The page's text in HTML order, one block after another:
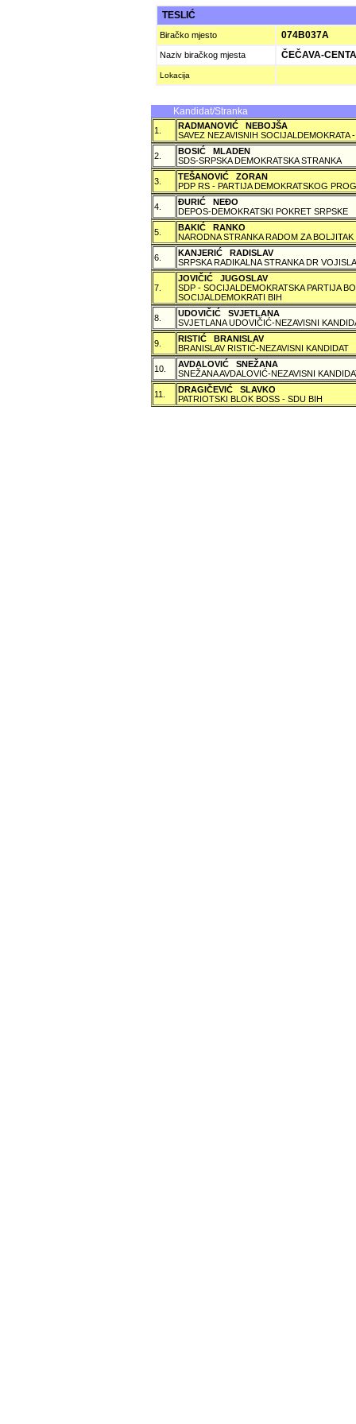
TESLIĆ
Biračko mjesto 074B037A
Naziv biračkog mjesta ČEČAVA-
Lokacija
Kandidat/Stranka
1.
RADMANOVIĆ NEBOJŠA
SAVEZ NEZAVISNIH SOCIJALDEMOKRATA
2.
BOSIĆ MLADEN
SDS-SRPSKA DEMOKRATSKA STRANKA
3.
TEŠANOVIĆ ZORAN
PDP RS - PARTIJA DEMOKRATSKOG
4.
ÐURIĆ NEÐO
DEPOS-DEMOKRATSKI POKRET SRPSKE
5.
BAKIĆ RANKO
NARODNA STRANKA RADOM ZA BOLJITAK
6.
KANJERIĆ RADISLAV
SRPSKA RADIKALNA STRANKA DR
7.
JOVIČIĆ JUGOSLAV
SDP - SOCIJALDEMOKRATSKA PARTIJA
SOCIJALDEMOKRATI BIH
8.
UDOVIČIĆ SVJETLANA
SVJETLANA UDOVIČIĆ-NEZAVISNI
9.
RISTIĆ BRANISLAV
BRANISLAV RISTIĆ-NEZAVISNI KANDIDAT
10.
AVDALOVIĆ SNEŽANA
SNEŽANA AVDALOVIĆ-NEZAVISNI
11.
DRAGIČEVIĆ SLAVKO
PATRIOTSKI BLOK BOSS - SDU BIH